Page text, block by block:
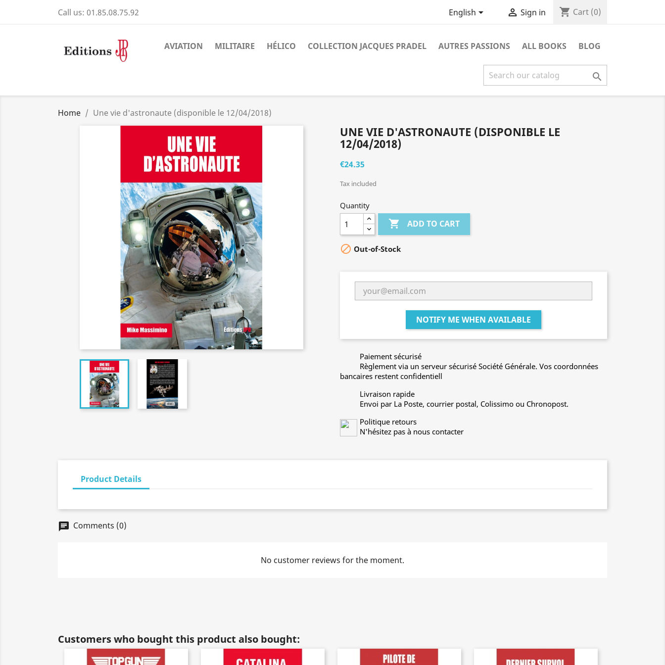
Call us: 01.85.08.75.92 English  Sign in shopping_cart Cart (0)
AVIATION MILITAIRE HÉLICO COLLECTION JACQUES PRADEL AUTRES PASSIONS ALL BOOKS BLOG

Home Une vie d'astronaute (disponible le 12/04/2018)
UNE VIE D'ASTRONAUTE (DISPONIBLE LE
12/04/2018)
€24.35
Tax included
Quantity
 ADD TO CART
 Out-of-Stock
NOTIFY ME WHEN AVAILABLE
Paiement sécurisé
Règlement via un serveur sécurisé Société Générale. Vos coordonnées
bancaires restent confidentiell
Livraison rapide
Envoi par La Poste, courrier postal, Colissimo ou Chronopost.
Politique retours
N'hésitez pas à nous contacter
Product Details
chat Comments (0)
No customer reviews for the moment.
Customers who bought this product also bought: